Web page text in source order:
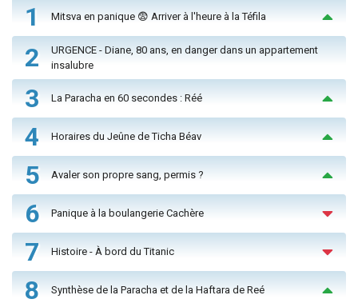
1 Mitsva en panique 😨 Arriver à l'heure à la Téfila
2
URGENCE - Diane, 80 ans, en danger dans un appartement
insalubre
3 La Paracha en 60 secondes : Réé
4 Horaires du Jeûne de Ticha Béav
5 Avaler son propre sang, permis ?
6 Panique à la boulangerie Cachère
7 Histoire - À bord du Titanic
8 Synthèse de la Paracha et de la Haftara de Reé